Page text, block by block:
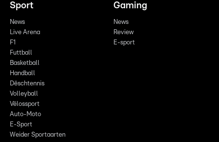
Sport
News
Live Arena
F1
Futtball
Basketball
Handball
Dëschtennis
Volleyball
Vëlossport
Auto-Moto
E-Sport
Weider Sportaarten
Gaming
News
Review
E-sport